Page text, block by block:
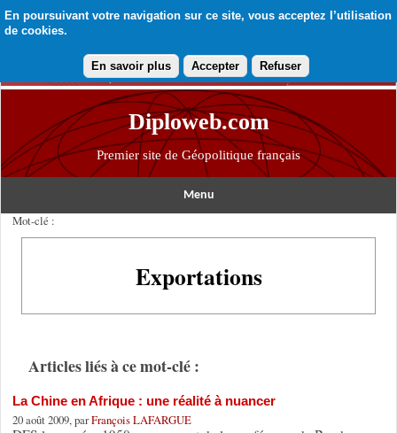
En poursuivant votre navigation sur ce site, vous acceptez l’utilisation
de cookies.
En savoir plus Accepter Refuser
Diploweb.com
Premier site de Géopolitique français
Menu
Mot-clé :
Exportations
Articles liés à ce mot-clé :
La Chine en Afrique : une réalité à nuancer
20 août 2009, parFrançois LAFARGUE